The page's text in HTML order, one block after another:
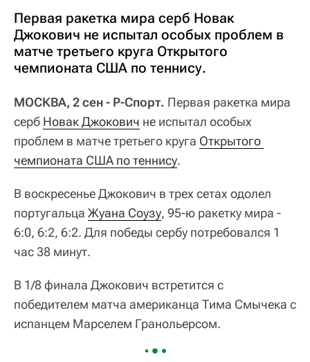
Первая ракетка мира серб Новак
Джокович не испытал особых проблем в
матче третьего круга Открытого
чемпионата США по теннису.
МОСКВА, 2 сен - Р-Спорт. Первая ракетка мира
серб Новак Джокович не испытал особых
проблем в матче третьего круга Открытого
чемпионата США по теннису.
В воскресенье Джокович в трех сетах одолел
португальца Жуана Соузу, 95-ю ракетку мира -
6:0, 6:2, 6:2. Для победы сербу потребовался 1
час 38 минут.
В 1/8 финала Джокович встретится с
победителем матча американца Тима Смычека с
испанцем Марселем Гранольерсом.